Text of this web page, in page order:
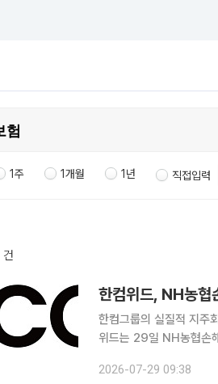
1주 1개월 1년 직접입력
건
한컴위드, NH농협
한컴그룹의 실질적 지주
위드는 29일 NH농협손
문기업 이나인페이에 이
2026-07-29 09:38